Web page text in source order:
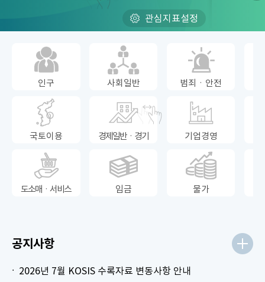
관심지표설정
인구 사회일반 범죄ㆍ안전
국토이용 경제일반ㆍ경기 기업경영
도소매ㆍ서비스 임금 물가
공지사항
2026년 7월 KOSIS 수록자료 변동사항 안내